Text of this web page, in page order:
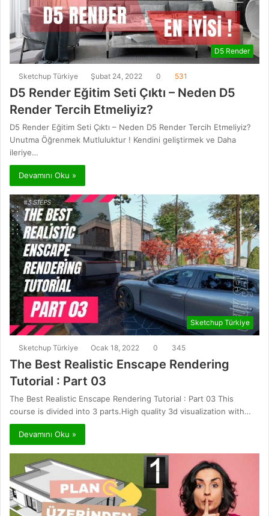
D5 Render
Sketchup Türkiye Şubat 24, 2022 0 531
D5 Render Eğitim Seti Çıktı – Neden D5
Render Tercih Etmeliyiz?
D5 Render Eğitim Seti Çıktı – Neden D5 Render Tercih Etmeliyiz?
Unutma Öğrenmek Mutluluktur ! Kendini geliştirmek ve Daha
ileriye…
Devamını Oku »
Sketchup Türkiye
Sketchup Türkiye Ocak 18, 2022 0 345
The Best Realistic Enscape Rendering
Tutorial : Part 03
The Best Realistic Enscape Rendering Tutorial : Part 03 This
course is divided into 3 parts.High quality 3d visualization with…
Devamını Oku »